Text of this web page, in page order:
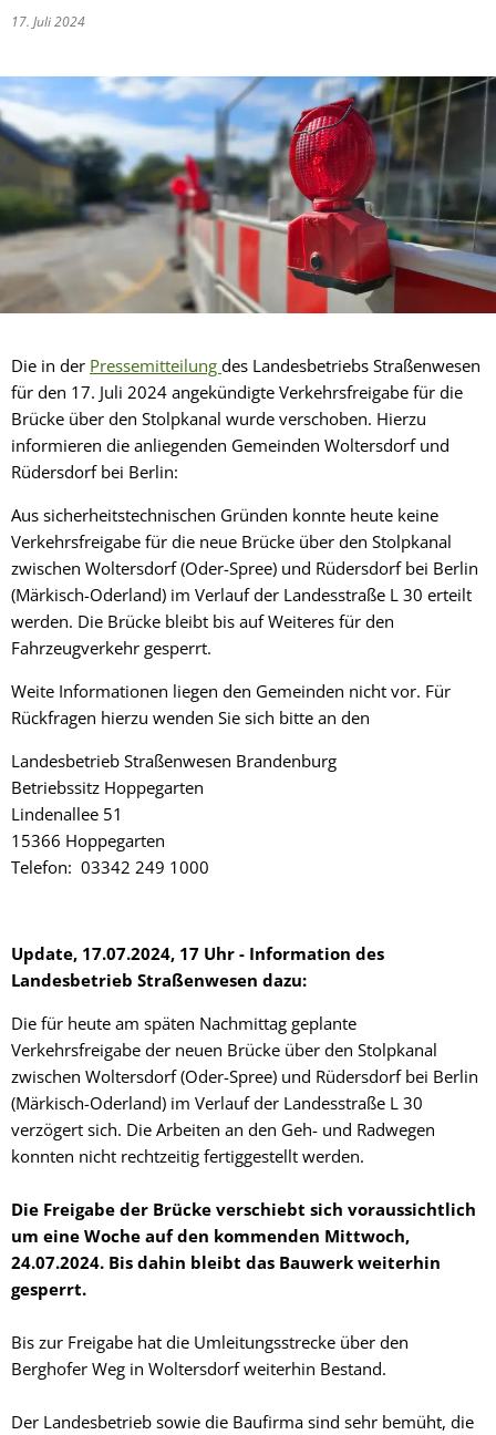
17. Juli 2024
Die in der Pressemitteilung des Landesbetriebs Straßenwesen
für den 17. Juli 2024 angekündigte Verkehrsfreigabe für die
Brücke über den Stolpkanal wurde verschoben. Hierzu
informieren die anliegenden Gemeinden Woltersdorf und
Rüdersdorf bei Berlin:
Aus sicherheitstechnischen Gründen konnte heute keine
Verkehrsfreigabe für die neue Brücke über den Stolpkanal
zwischen Woltersdorf (Oder-Spree) und Rüdersdorf bei Berlin
(Märkisch-Oderland) im Verlauf der Landesstraße L 30 erteilt
werden. Die Brücke bleibt bis auf Weiteres für den
Fahrzeugverkehr gesperrt.
Weite Informationen liegen den Gemeinden nicht vor. Für
Rückfragen hierzu wenden Sie sich bitte an den
Landesbetrieb Straßenwesen Brandenburg
Betriebssitz Hoppegarten
Lindenallee 51
15366 Hoppegarten
Telefon: 03342 249 1000
Update, 17.07.2024, 17 Uhr - Information des
Landesbetrieb Straßenwesen dazu:
Die für heute am späten Nachmittag geplante
Verkehrsfreigabe der neuen Brücke über den Stolpkanal
zwischen Woltersdorf (Oder-Spree) und Rüdersdorf bei Berlin
(Märkisch-Oderland) im Verlauf der Landesstraße L 30
verzögert sich. Die Arbeiten an den Geh- und Radwegen
konnten nicht rechtzeitig fertiggestellt werden.
Die Freigabe der Brücke verschiebt sich voraussichtlich
um eine Woche auf den kommenden Mittwoch,
24.07.2024. Bis dahin bleibt das Bauwerk weiterhin
gesperrt.
Bis zur Freigabe hat die Umleitungsstrecke über den
Berghofer Weg in Woltersdorf weiterhin Bestand.
Der Landesbetrieb sowie die Baufirma sind sehr bemüht, die